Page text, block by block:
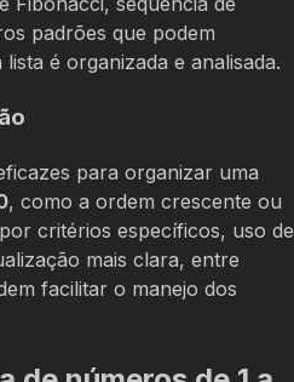
padrões que podem
é organizada e analisada.
para organizar uma
, como a ordem crescente ou
critérios específicos, uso de
mais clara, entre
facilitar o manejo dos